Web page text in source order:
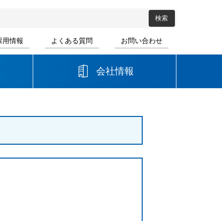
用情報 よくある質問 お問い合わせ
会社情報